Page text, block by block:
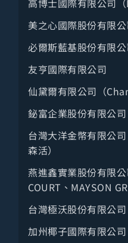
醫療社福
醫藥妝生技
公共機關
教育服務
其他服務
職業團體
美之心國際股份有限公
必爾斯藍基股份有限公
友亨國際有限公司
仙黛爾有限公司（
鉍富企業股份有限公司
台灣大洋金幣有限公
森活）
燕進鑫實業股份有限
COURT、MAYSON
台灣極沃股份有限公司
加州椰子國際有限公司